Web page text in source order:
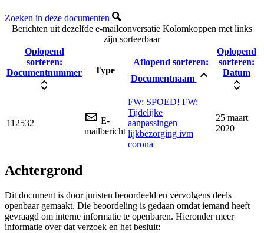
Zoeken in deze documenten
Berichten uit dezelfde e-mailconversatie Kolomkoppen met links
zijn sorteerbaar
Oplopend
sorteren:
Documentnummer
Type
Aflopend sorteren:
Documentnaam
Oplopend
sorteren:
Datum
112532
E-
mailbericht
FW: SPOED! FW:
Tijdelijke
aanpassingen
lijkbezorging ivm
corona
25 maart
2020
Achtergrond
Dit document is door juristen beoordeeld en vervolgens deels
openbaar gemaakt. Die beoordeling is gedaan omdat iemand heeft
gevraagd om interne informatie te openbaren. Hieronder meer
informatie over dat verzoek en het besluit: